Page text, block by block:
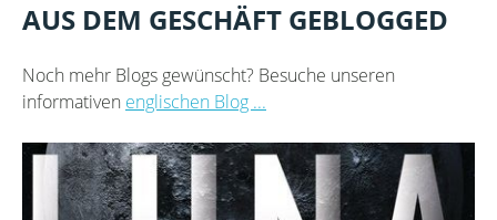
AUS DEM GESCHÄFT GEBLOGGED
Noch mehr Blogs gewünscht? Besuche unseren
informativen englischen Blog ...